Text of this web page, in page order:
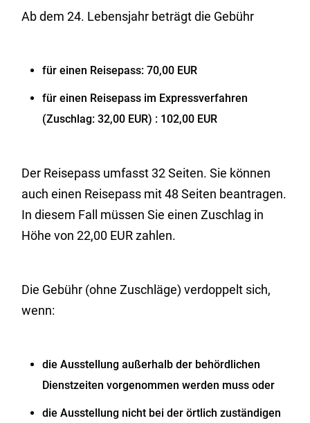
Ab dem 24. Lebensjahr beträgt die Gebühr
für einen Reisepass: 70,00 EUR
für einen Reisepass im Expressverfahren
(Zuschlag: 32,00 EUR) : 102,00 EUR
Der Reisepass umfasst 32 Seiten. Sie können
auch einen Reisepass mit 48 Seiten beantragen.
In diesem Fall müssen Sie einen Zuschlag in
Höhe von 22,00 EUR zahlen.
Die Gebühr (ohne Zuschläge) verdoppelt sich,
wenn:
die Ausstellung außerhalb der behördlichen
Dienstzeiten vorgenommen werden muss oder
die Ausstellung nicht bei der örtlich zuständigen